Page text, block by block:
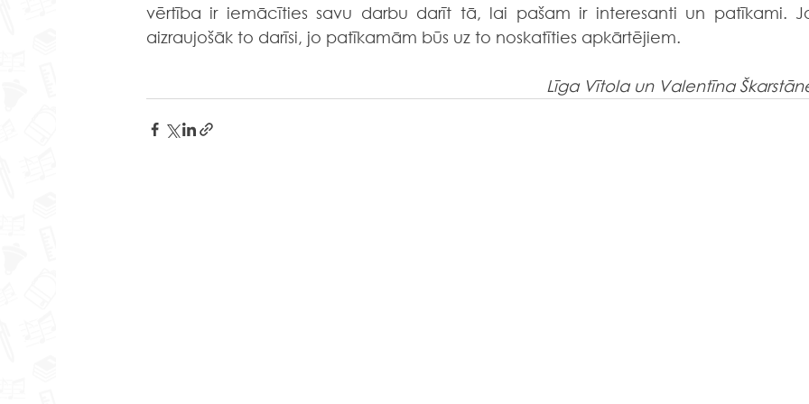
vērtība ir iemācīties savu darbu darīt tā, lai pašam ir interesanti un patīkami.
aizraujošāk to darīsi, jo patīkamām būs uz to noskatīties apkārtējiem.
Līga Vītola un Valentīna